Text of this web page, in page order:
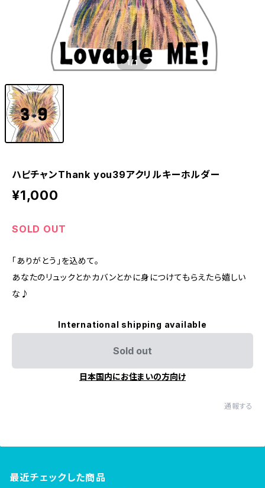
1 /1
ハピチャンThank you39アクリルキーホルダー
¥1,000
SOLD OUT
「ありがとう」を込めて。
あなたのリュックとかカバンとかに身につけてもらえたら嬉しい
な♪
International shipping available
Sold out
日本国内にお住まいの方向け
通報する
最近チェックした商品